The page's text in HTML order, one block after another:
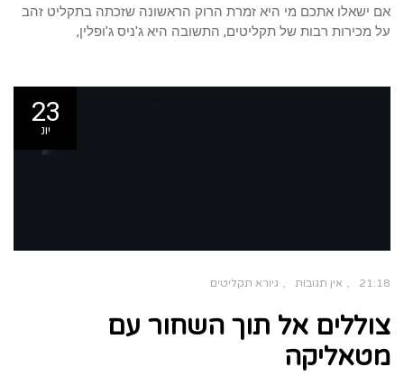
אם ישאלו אתכם מי היא זמרת הרוק הראשונה שזכתה בתקליט זהב
על מכירות רבות של תקליטים, התשובה היא ג'ניס ג'ופלין,
23
יונ
21:18 אין תגובות גיורא תקליטים
צוללים אל תוך השחור עם
מטאליקה